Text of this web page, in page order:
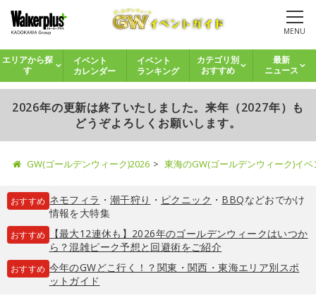
MENU
エリアから探
す
イベント
カレンダー
イベント
ランキング
カテゴリ別
おすすめ
最新
ニュース
2026年の更新は終了いたしました。来年（2027年）も
どうぞよろしくお願いします。
GW(ゴールデンウィーク)2026 東海のGW(ゴールデンウィーク)イ
おすすめ ネモフィラ ・ 潮干狩り ・ ピクニック ・ BBQなどおでかけ
情報を大特集
おすすめ
【最大12連休も】2026年のゴールデンウィークはいつか
ら？混雑ピーク予想と回避術をご紹介
おすすめ 今年のGWどこ行く！？関東・関西・東海エリア別スポ
ットガイド